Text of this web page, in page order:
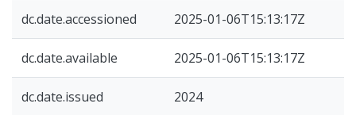
dc.date.accessioned 2025-01-06T15:13:17Z
dc.date.available 2025-01-06T15:13:17Z
dc.date.issued 2024